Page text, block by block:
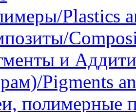
Plastics
и
Pigments
полимерные